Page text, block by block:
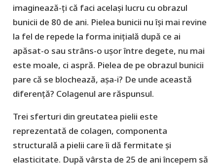
imaginează-ți că faci același lucru cu obrazul
bunicii de 80 de ani. Pielea bunicii nu își mai revine
la fel de repede la forma inițială după ce ai
apăsat-o sau strâns-o ușor între degete, nu mai
este moale, ci aspră. Pielea de pe obrazul bunicii
pare că se blochează, așa-i? De unde această
diferență? Colagenul are răspunsul.
Trei sferturi din greutatea pielii este
reprezentată de colagen, componenta
structurală a pielii care îi dă fermitate și
elasticitate. După vârsta de 25 de ani începem să